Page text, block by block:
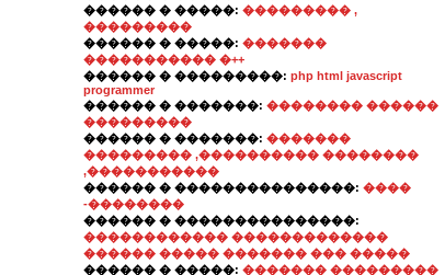
������ � �����: ��������� ,
���������
������ � �����: �������
����������� �++
������ � ���������: php html javascript
programmer
������ � �������: �������� ������
���������
������ � �������: �������
��������� ,���������� ��������
,�����������
������ � ���������������: ����
-��������
������ � ���������������:
������������ �������������
������ ����� ������� ��� �����
������ � �����: ������� ���������